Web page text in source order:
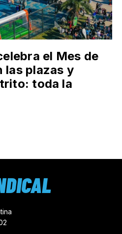
el Mes de
las plazas y
toda la